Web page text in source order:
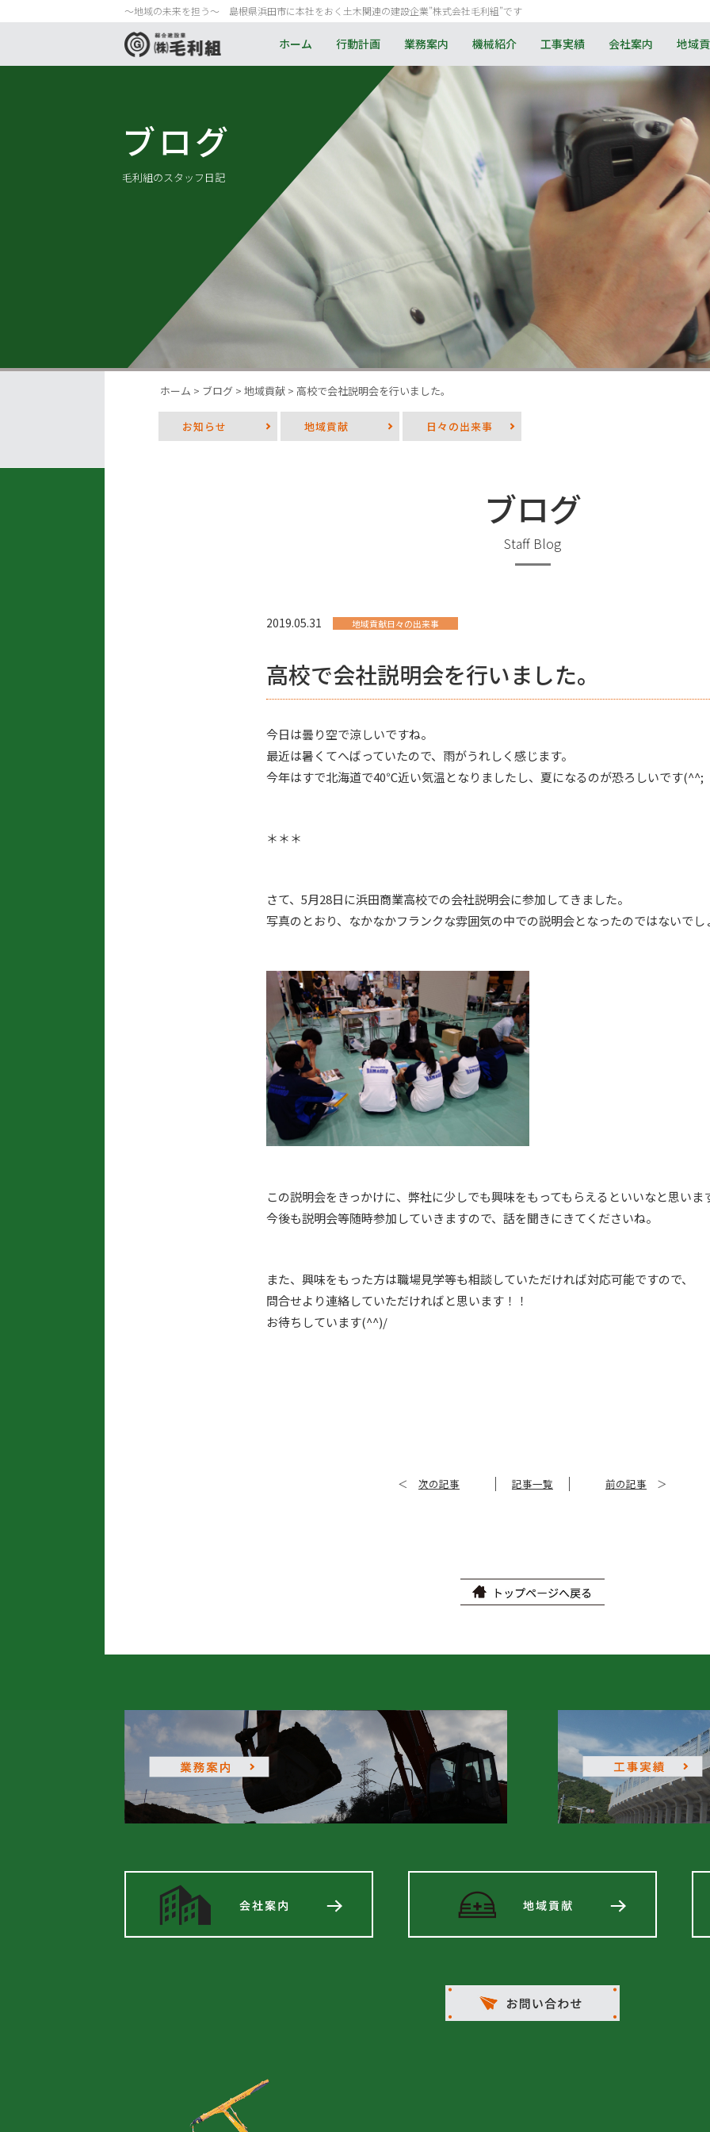
〜地域の未来を担う〜 島根県浜田市に本社をおく土木関連の建設企業”株式会社毛利組”です
ホーム 行動計画 業務案内 機械紹介 工事実績 会社案内 地域
ブログ
毛利組のスタッフ日記
ホーム > ブログ > 地域貢献 > 高校で会社説明会を行いました。
お知らせ 地域貢献 日々の出来事
ブログ
Staff Blog
2019.05.31 地域貢献日々の出来事
高校で会社説明会を行いました。
今日は曇り空で涼しいですね。
最近は暑くてへばっていたので、雨がうれしく感じます。
今年はすで北海道で40℃近い気温となりましたし、夏になるのが恐ろしいです(^^;
＊＊＊
さて、5月28日に浜田商業高校での会社説明会に参加してきました。
写真のとおり、なかなかフランクな雰囲気の中での説明会となったのではないでし
この説明会をきっかけに、弊社に少しでも興味をもってもらえるといいなと思い
今後も説明会等随時参加していきますので、話を聞きにきてくださいね。
また、興味をもった方は職場見学等も相談していただければ対応可能ですので、
問合せより連絡していただければと思います！！
お待ちしています(^^)/
＜ 次の記事 記事一覧 前の記事 ＞